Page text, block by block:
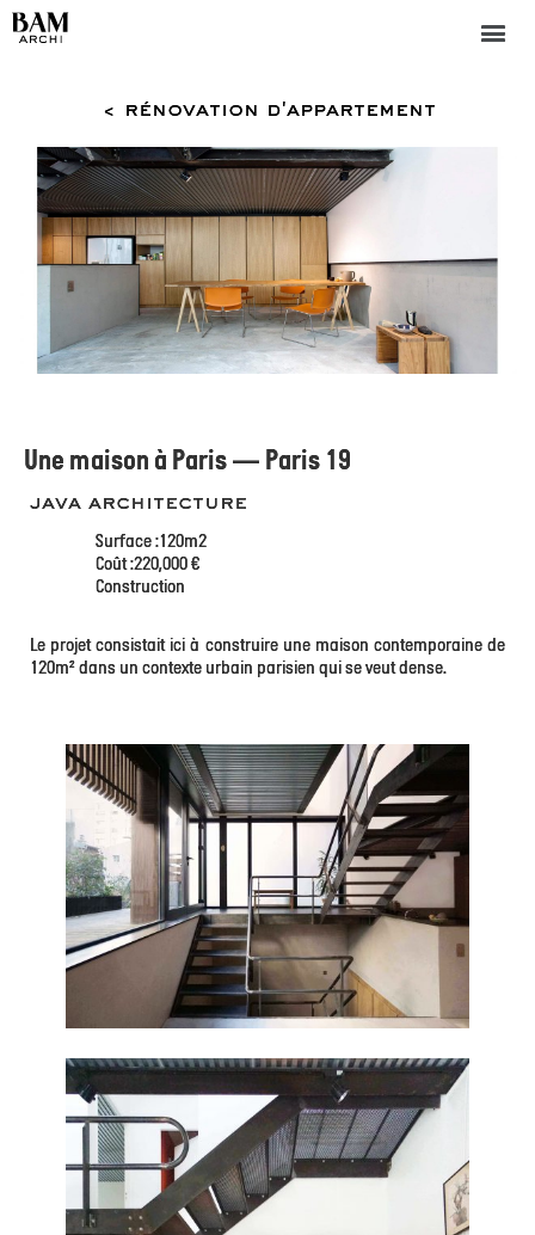
< rénovation d'appartement
Une maison à Paris — Paris 19
java architecture
Surface :120m2
Coût :220,000 €
Construction
Le projet consistait ici à construire une maison contemporaine de
120m² dans un contexte urbain parisien qui se veut dense.